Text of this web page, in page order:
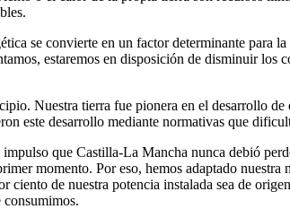
se convierte en un factor determinante
estaremos en disposición de disminuir los
Nuestra tierra fue pionera en el desarrollo
este desarrollo mediante normativas que
que Castilla-La Mancha nunca debió
momento. Por eso, hemos adaptado
ciento de nuestra potencia instalada sea de
consumimos.